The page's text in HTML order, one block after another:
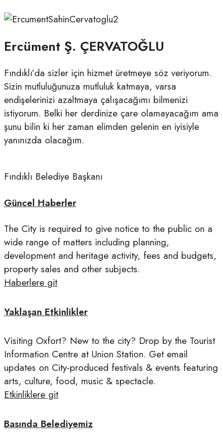
Ercüment Ş. ÇERVATOĞLU
Fındıklı’da sizler için hizmet üretmeye söz veriyorum.
Sizin mutluluğunuza mutluluk katmaya, varsa
endişelerinizi azaltmaya çalışacağımı bilmenizi
istiyorum. Belki her derdinize çare olamayacağım ama
şunu bilin ki her zaman elimden gelenin en iyisiyle
yanınızda olacağım.
Fındıklı Belediye Başkanı
Güncel Haberler
The City is required to give notice to the public on a
wide range of matters including planning,
development and heritage activity, fees and budgets,
property sales and other subjects.
Haberlere git
Yaklaşan Etkinlikler
Visiting Oxfort? New to the city? Drop by the Tourist
Information Centre at Union Station. Get email
updates on City-produced festivals & events featuring
arts, culture, food, music & spectacle.
Etkinliklere git
Basında Belediyemiz